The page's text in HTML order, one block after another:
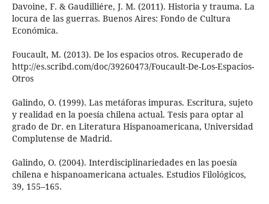
Davoine, F. & Gaudilliére, J. M. (2011). Historia y trauma. La
locura de las guerras. Buenos Aires: Fondo de Cultura
Económica.
Foucault, M. (2013). De los espacios otros. Recuperado de
http://es.scribd.com/doc/39260473/Foucault-De-Los-Espacios-
Otros
Galindo, O. (1999). Las metáforas impuras. Escritura, sujeto
y realidad en la poesía chilena actual. Tesis para optar al
grado de Dr. en Literatura Hispanoamericana, Universidad
Complutense de Madrid.
Galindo, O. (2004). Interdisciplinariedades en las poesía
chilena e hispanoamericana actuales. Estudios Filológicos,
39, 155–165.